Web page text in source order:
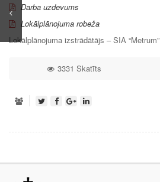
Darba uzdevums
Lokālplānojuma robeža
Lokālplānojuma izstrādātājs – SIA “Metrum”
3331 Skatīts